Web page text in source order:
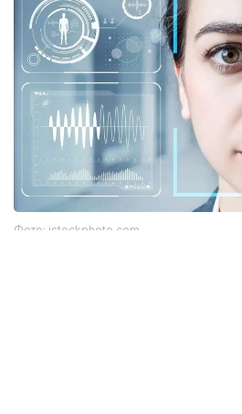
Фото: istockphoto.com